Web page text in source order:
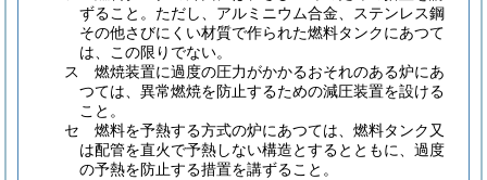
ずること。 ただし、アルミニウム合金、ステンレス鋼
その他さびにくい材質で作られた燃料タンクにあつて
は、この限りでない。
ス
燃焼装置に過度の圧力がかかるおそれのある炉にあ
つては、異常燃焼を防止するための減圧装置を設ける
こと。
セ
燃料を予熱する方式の炉にあつては、燃料タンク又
は配管を直火で予熱しない構造とするとともに、過度
の予熱を防止する措置を講ずること。